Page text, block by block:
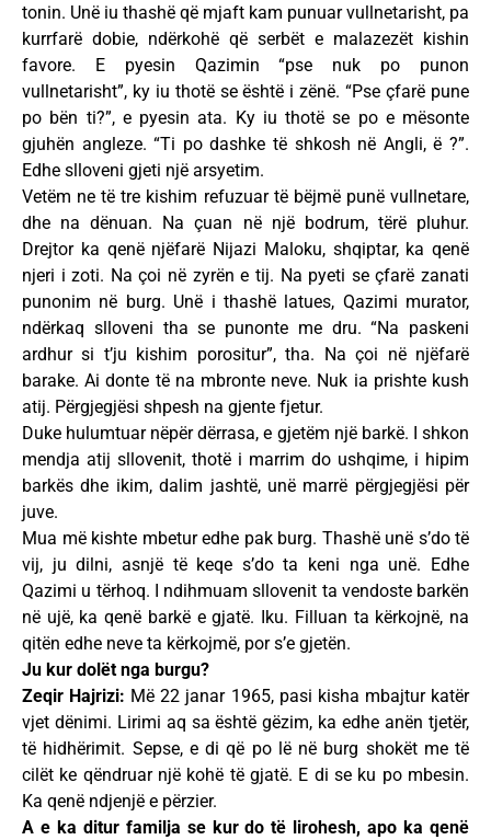
tonin. Unë iu thashë që mjaft kam punuar vullnetarisht, pa
kurrfarë dobie, ndërkohë që serbët e malazezët kishin
favore. E pyesin Qazimin “pse nuk po punon
vullnetarisht”, ky iu thotë se është i zënë. “Pse çfarë pune
po bën ti?”, e pyesin ata. Ky iu thotë se po e mësonte
gjuhën angleze. “Ti po dashke të shkosh në Angli, ë ?”.
Edhe slloveni gjeti një arsyetim.
Vetëm ne të tre kishim refuzuar të bëjmë punë vullnetare,
dhe na dënuan. Na çuan në një bodrum, tërë pluhur.
Drejtor ka qenë njëfarë Nijazi Maloku, shqiptar, ka qenë
njeri i zoti. Na çoi në zyrën e tij. Na pyeti se çfarë zanati
punonim në burg. Unë i thashë latues, Qazimi murator,
ndërkaq slloveni tha se punonte me dru. “Na paskeni
ardhur si t’ju kishim porositur”, tha. Na çoi në njëfarë
barake. Ai donte të na mbronte neve. Nuk ia prishte kush
atij. Përgjegjësi shpesh na gjente fjetur.
Duke hulumtuar nëpër dërrasa, e gjetëm një barkë. I shkon
mendja atij sllovenit, thotë i marrim do ushqime, i hipim
barkës dhe ikim, dalim jashtë, unë marrë përgjegjësi për
juve.
Mua më kishte mbetur edhe pak burg. Thashë unë s’do të
vij, ju dilni, asnjë të keqe s’do ta keni nga unë. Edhe
Qazimi u tërhoq. I ndihmuam sllovenit ta vendoste barkën
në ujë, ka qenë barkë e gjatë. Iku. Filluan ta kërkojnë, na
qitën edhe neve ta kërkojmë, por s’e gjetën.
Ju kur dolët nga burgu?
Zeqir Hajrizi: Më 22 janar 1965, pasi kisha mbajtur katër
vjet dënimi. Lirimi aq sa është gëzim, ka edhe anën tjetër,
të hidhërimit. Sepse, e di që po lë në burg shokët me të
cilët ke qëndruar një kohë të gjatë. E di se ku po mbesin.
Ka qenë ndjenjë e përzier.
A e ka ditur familja se kur do të lirohesh, apo ka qenë